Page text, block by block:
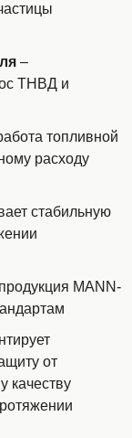
–
ТНВД и
топливной
расходу
стабильную
MANN-
от
качеству